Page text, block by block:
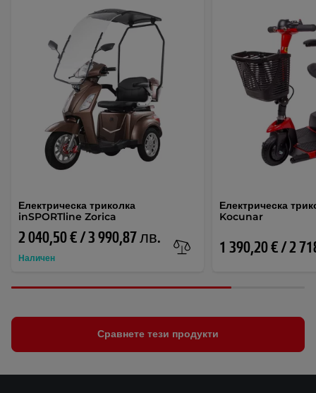
Електрическа триколка
inSPORTline Zorica
2 040,50 € / 3 990,87 лв.
Наличен
Електрическа
Kocunar
1 390,20 € / 2
Сравнете тези продукти